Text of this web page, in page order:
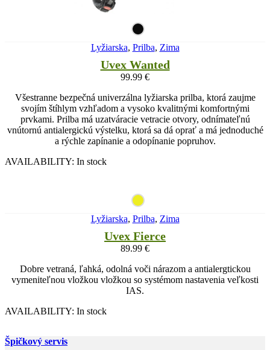
Lyžiarska, Prilba, Zima
Uvex Wanted
99.99 €
Všestranne bezpečná univerzálna lyžiarska prilba, ktorá zaujme
svojím štíhlym vzhľadom a vysoko kvalitnými komfortnými
prvkami. Prilba má uzatváracie vetracie otvory, odnímateľnú
vnútornú antialergickú výstelku, ktorá sa dá oprať a má jednoduché
a rýchle zapínanie a odopínanie popruhov.
AVAILABILITY: In stock
Lyžiarska, Prilba, Zima
Uvex Fierce
89.99 €
Dobre vetraná, ľahká, odolná voči nárazom a antialergtickou
vymeniteľnou vložkou vložkou so systémom nastavenia veľkosti
IAS.
AVAILABILITY: In stock
Špičkový servis